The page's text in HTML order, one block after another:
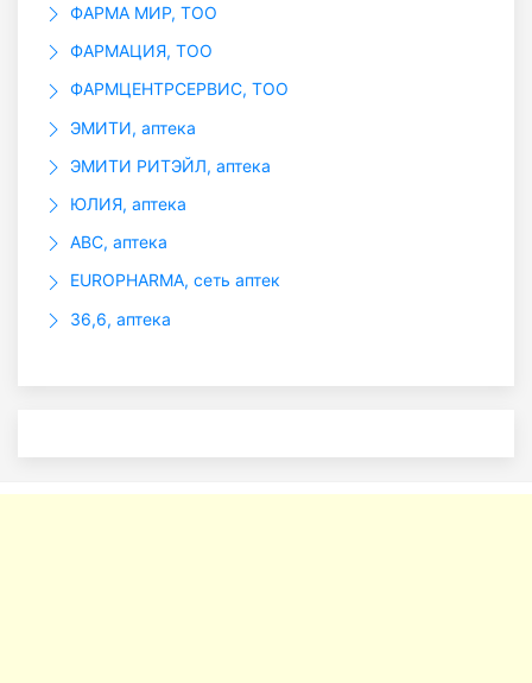
ФАРМА МИР, ТОО
ФАРМАЦИЯ, ТОО
ФАРМЦЕНТРСЕРВИС, ТОО
ЭМИТИ, аптека
ЭМИТИ РИТЭЙЛ, аптека
ЮЛИЯ, аптека
ABC, аптека
EUROPHARMA, сеть аптек
36,6, аптека